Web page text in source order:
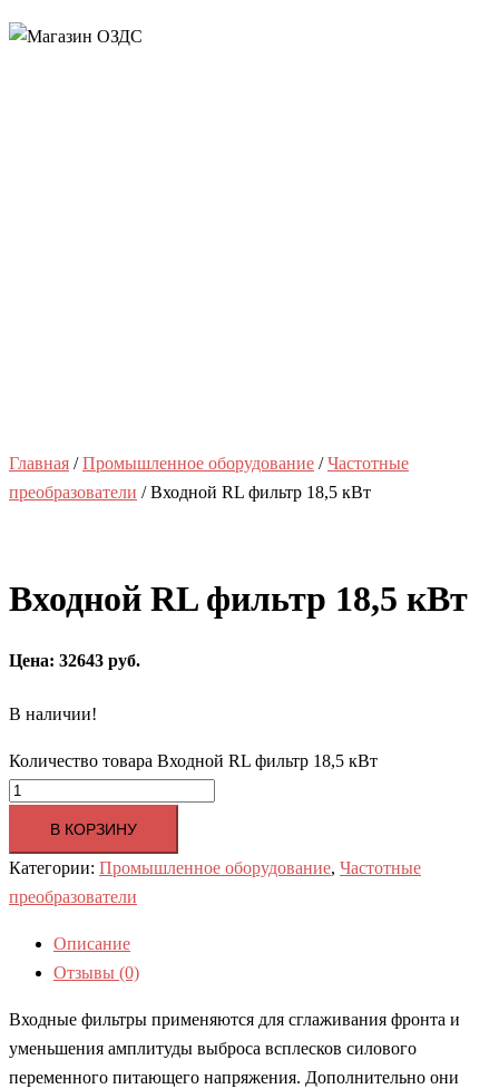
Главная /Промышленное оборудование /Частотные
преобразователи / Входной RL фильтр 18,5 кВт
Входной RL фильтр 18,5 кВт
Цена: 32643 руб.
В наличии!
Количество товара Входной RL фильтр 18,5 кВт
В КОРЗИНУ
Категории: Промышленное оборудование, Частотные
преобразователи
Описание
Отзывы (0)
Входные фильтры применяются для сглаживания фронта и
уменьшения амплитуды выброса всплесков силового
переменного питающего напряжения. Дополнительно они